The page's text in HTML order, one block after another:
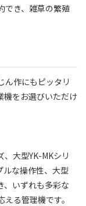
でき、雑草の繁殖
ん作にもピッタリ
機をお選びいただけ
大型YK-MKシリ
ルな操作性、大型
、いずれも多彩な
る管理機です。